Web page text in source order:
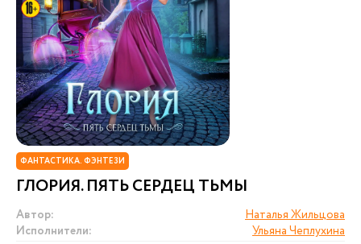
ФАНТАСТИКА. ФЭНТЕЗИ
ГЛОРИЯ. ПЯТЬ СЕРДЕЦ ТЬМЫ
Автор:
Наталья Жильцова
Исполнители:
Ульяна Чеплухина